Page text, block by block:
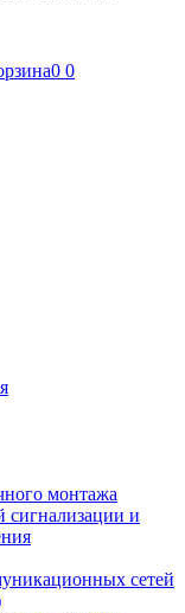
0 0
монтажа
и
сетей